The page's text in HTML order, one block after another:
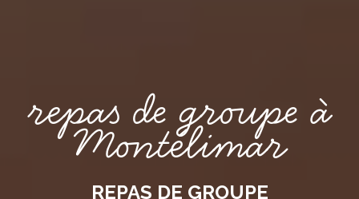
repas de groupe à
Montélimar
REPAS DE GROUPE